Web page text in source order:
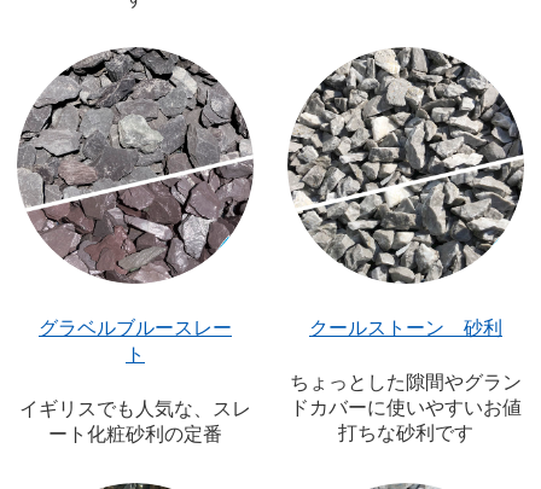
グラベルブルースレー
ト
イギリスでも人気な、スレ
ート化粧砂利の定番
クールストーン 砂利
ちょっとした隙間やグラン
ドカバーに使いやすいお値
打ちな砂利です